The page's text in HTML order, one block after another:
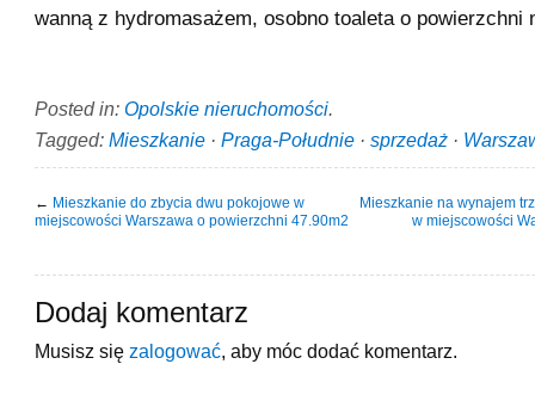
wanną z hydromasażem, osobno toaleta o powierzchni
Posted in: Opolskie nieruchomości.
Tagged: Mieszkanie · Praga-Południe · sprzedaż ·
← Mieszkanie do zbycia dwu pokojowe w
miejscowości Warszawa o powierzchni 47.90m2
Mieszkanie na wynajem
w miejscowości
Dodaj komentarz
Musisz się zalogować , aby móc dodać komentarz.